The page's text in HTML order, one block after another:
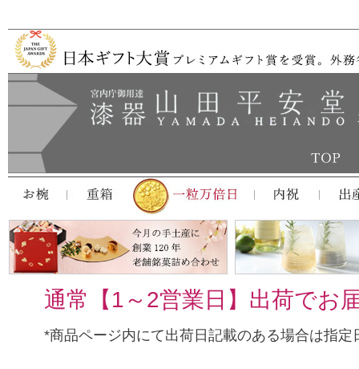
通常【1～2営業日】出荷でお
*商品ページ内にて出荷日記載のある場合は指定